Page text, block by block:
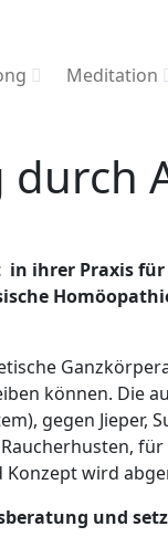
Meditation
durch
ihrer Praxis
können. Die
gegen
wird
und